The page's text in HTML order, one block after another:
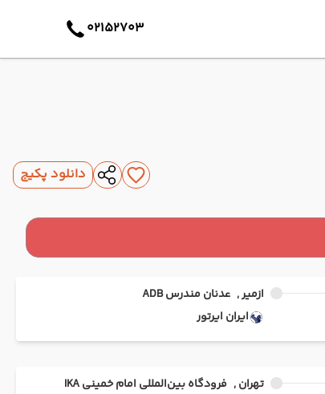
02152703
دانلود پکیج
ازمیر , عدنان مندرس ADB
ایران ایرتور
تهران , فرودگاه بین‌المللی امام خمینی IKA